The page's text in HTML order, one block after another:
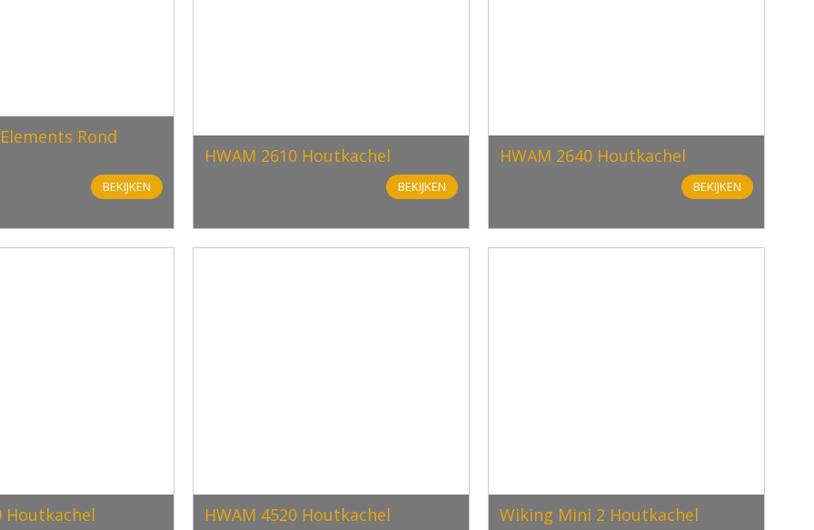
Rond
BEKIJKEN
HWAM 2610 Houtkachel
BEKIJKEN
HWAM 2640 Houtkachel
BEKIJKEN
Houtkachel HWAM 4520 Houtkachel Wiking Mini 2 Houtkachel